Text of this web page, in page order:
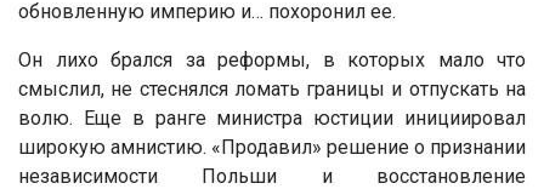
обновленную империю и… похоронил ее.
Он лихо брался за реформы, в которых мало что
смыслил, не стеснялся ломать границы и отпускать на
волю. Еще в ранге министра юстиции инициировал
широкую амнистию. «Продавил» решение о признании
независимости Польши и восстановление